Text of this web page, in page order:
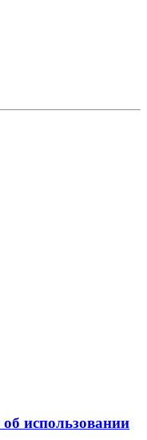
использовании